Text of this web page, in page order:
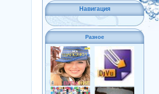
Навигация
Разное